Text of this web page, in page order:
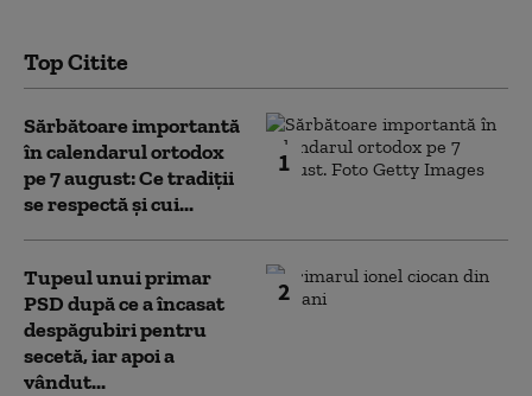
Top Citite
1
Sărbătoare importantă
în calendarul ortodox
pe 7 august: Ce tradiții
se respectă și cui...
2
Tupeul unui primar
PSD după ce a încasat
despăgubiri pentru
secetă, iar apoi a
vândut...